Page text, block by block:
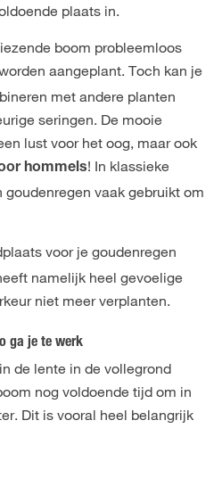
plaats in.
boom probleemloos
aangeplant. Toch kan je
met andere planten
seringen. De mooie
lust voor het oog, maar ook
hommels! In klassieke
vaak gebruikt om
voor je goudenregen
namelijk heel gevoelige
niet meer verplanten.
ga je te werk
de lente in de vollegrond
nog voldoende tijd om in
Dit is vooral heel belangrijk